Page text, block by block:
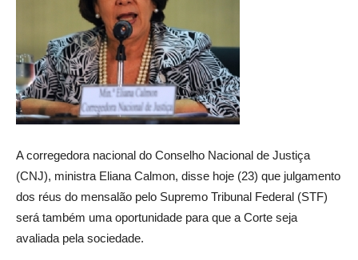
A corregedora nacional do Conselho Nacional de Justiça
(CNJ), ministra Eliana Calmon, disse hoje (23) que julgamento
dos réus do mensalão pelo Supremo Tribunal Federal (STF)
será também uma oportunidade para que a Corte seja
avaliada pela sociedade.